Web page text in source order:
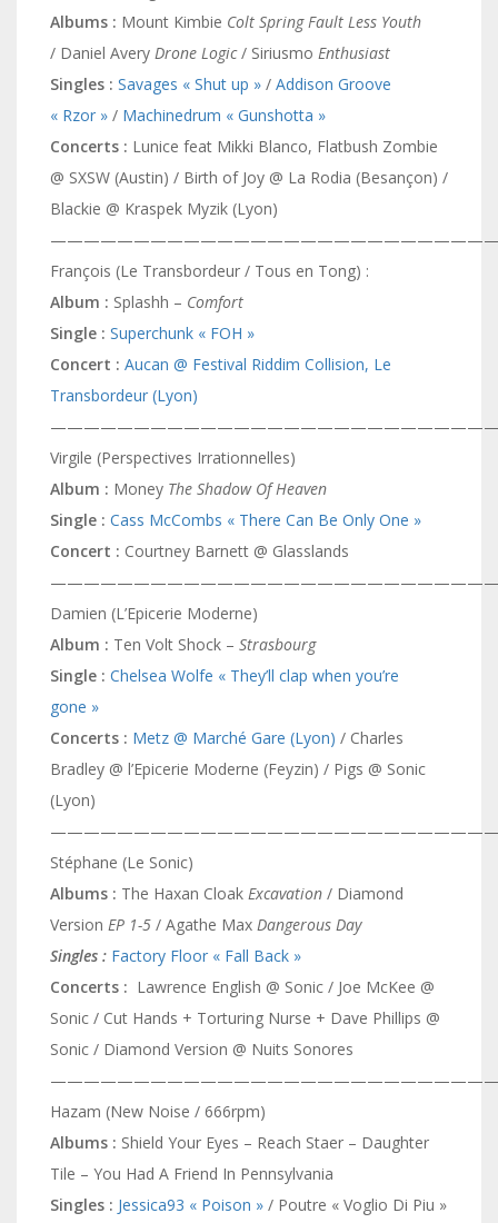
Albums : Mount Kimbie Colt Spring Fault Less Youth
/ Daniel Avery Drone Logic/ Siriusmo Enthusiast
Singles : Savages « Shut up » / Addison Groove
« Rzor » / Machinedrum « Gunshotta »
Concerts : Lunice feat Mikki Blanco, Flatbush Zombie
@ SXSW (Austin) / Birth of Joy @ La Rodia (Besançon) /
Blackie @ Kraspek Myzik (Lyon)
François (Le Transbordeur / Tous en Tong) :
Album : Splashh – Comfort
Single : Superchunk « FOH »
Concert : Aucan @ Festival Riddim Collision, Le
Transbordeur (Lyon)
Virgile (Perspectives Irrationnelles)
Album : Money The Shadow Of Heaven
Single : Cass McCombs « There Can Be Only One »
Concert : Courtney Barnett @ Glasslands
Damien (L’Epicerie Moderne)
Album : Ten Volt Shock – Strasbourg
Single : Chelsea Wolfe « They’ll clap when you’re
gone »
Concerts : Metz @ Marché Gare (Lyon) / Charles
Bradley @ l’Epicerie Moderne (Feyzin) / Pigs @ Sonic
(Lyon)
Stéphane (Le Sonic)
Albums : The Haxan Cloak Excavation / Diamond
Version EP 1-5 / Agathe Max Dangerous Day
Singles : Factory Floor « Fall Back »
Concerts : Lawrence English @ Sonic / Joe McKee @
Sonic / Cut Hands + Torturing Nurse + Dave Phillips @
Sonic / Diamond Version @ Nuits Sonores
Hazam (New Noise / 666rpm)
Albums : Shield Your Eyes – Reach Staer – Daughter
Tile – You Had A Friend In Pennsylvania
Singles : Jessica93 « Poison » / Poutre « Voglio Di Piu »